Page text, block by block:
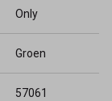
Only
Groen
57061